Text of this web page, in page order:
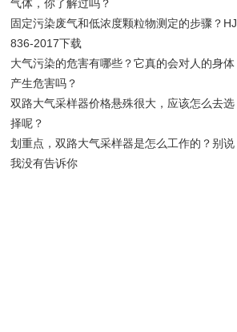
气体，你了解过吗？
固定污染废气和低浓度颗粒物测定的步骤？HJ
836-2017下载
大气污染的危害有哪些？它真的会对人的身体
产生危害吗？
双路大气采样器价格悬殊很大，应该怎么去选
择呢？
划重点，双路大气采样器是怎么工作的？别说
我没有告诉你